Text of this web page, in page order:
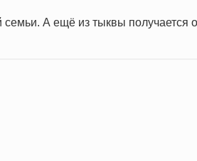
семьи. А ещё из тыквы получается